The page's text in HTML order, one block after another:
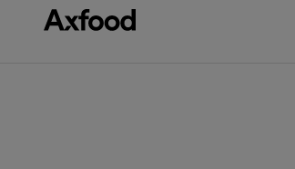
Gå direkt till innehåll